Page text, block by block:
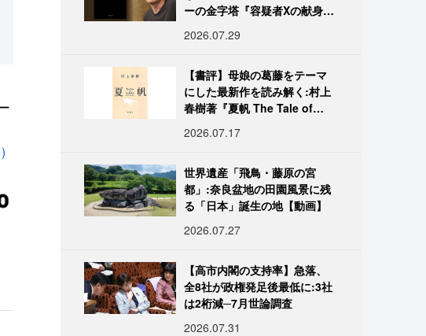
ーの金字塔『容疑者Xの献身』
2026.07.29
【書評】母娘の葛藤をテーマ
にした最新作を読み解く:村上
春樹著『夏帆 The Tale of
2026.07.17
世界遺産「飛鳥・藤原の宮
都」:奈良盆地の田園風景に残
る「日本」誕生の地【動画】
2026.07.27
【高市内閣の支持率】急落、
全8社が政権発足後最低に:3社
は2桁減─7月世論調査
2026.07.31